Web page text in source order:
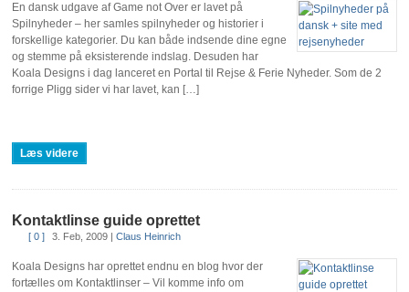
En dansk udgave af Game not Over er lavet på
Spilnyheder – her samles spilnyheder og historier i
forskellige kategorier. Du kan både indsende dine egne
og stemme på eksisterende indslag. Desuden har
Koala Designs i dag lanceret en Portal til Rejse & Ferie Nyheder. Som de 2
forrige Pligg sider vi har lavet, kan […]
Læs videre
Kontaktlinse guide oprettet
[ 0 ] 3. Feb, 2009 |Claus Heinrich
Koala Designs har oprettet endnu en blog hvor der
fortælles om Kontaktlinser – Vil komme info om